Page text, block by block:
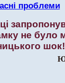
проблеми
не було
шок!